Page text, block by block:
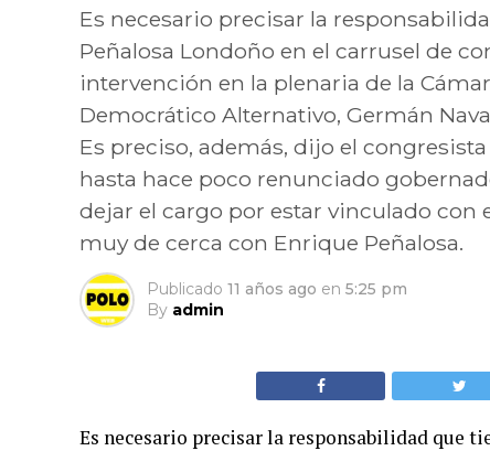
Es necesario precisar la
Peñalosa Londoño en el carrusel de
intervención en la plenaria de la
Democrático Alternativo, Germán
Es preciso, además, dijo el
hasta hace poco renunciado
dejar el cargo por estar vinculado con
muy de cerca con Enrique Peñalosa.
Publicado 11 años ago en 5:25 pm
By admin
Es necesario precisar la responsabilidad que